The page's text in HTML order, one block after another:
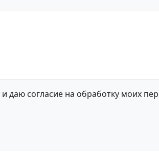
и даю согласие на обработку моих